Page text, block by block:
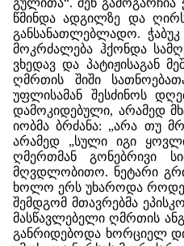
წმინდა ადგილზე და
განსანათლებლადო.
მოკრძალება ჰქონდა
ვხედავ და პატიჟისაგან
ღმრთის შიში
უფლისამან შესძინოს
დამოკიდებული, არამედ
იობმა ბრძანა: „არა თუ
არამედ „სული იგი
ღმერთმან გონებრივი
მღვდლობითო. ნეტარი
ხოლო ერს უხაროდა
შემდგომ მთავრებმა
მასწავლებელი ღმრთის
განრიდებოდა ხორციელ